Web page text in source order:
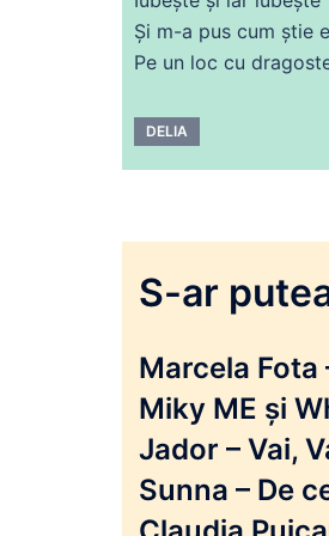
Și m-a pus cum știe
Pe un loc cu
DELIA
S-ar
Marcela
Miky ME și
Jador – Vai,
Sunna – De